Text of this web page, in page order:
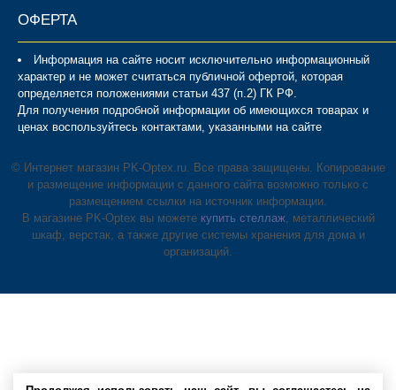
ОФЕРТА
Информация на сайте носит исключительно информационный
характер и не может считаться публичной офертой, которая
определяется положениями статьи 437 (п.2) ГК РФ.
Для получения подробной информации об имеющихся товарах и
ценах воспользуйтесь контактами, указанными на сайте
© Интернет магазин PK-Optex.ru. Все права защищены. Копирование
и размещение информации с данного сайта возможно только с
размещением ссылки на источник информации.
В магазине PK-Optex вы можете купить стеллаж, металлический
шкаф, верстак, а также другие системы хранения для дома и
организаций.